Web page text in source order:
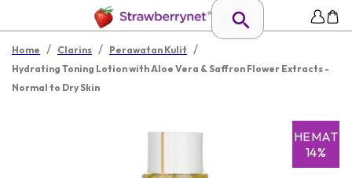
Home / Clarins / Perawatan Kulit /
Hydrating Toning Lotion with Aloe Vera & Saffron Flower Extracts -
Normal to Dry Skin
HEMAT
14%